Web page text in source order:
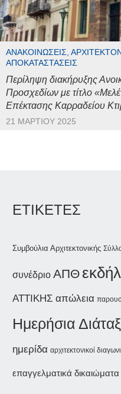
ΑΝΑΚΟΙΝΏΣΕΙΣ,
ΑΠΟΚΑΤΑΣΤΆΣΕΙΣ
Περίληψη διακήρυξης
Προσχεδίων με τίτλο
Επέκτασης Καρραδείου
21 ΜΑΡΤΊΟΥ 2025
ΕΤΙΚΕΤΕΣ
Συμβούλια Αρχιτεκτονικής
συνέδριο ΑΠΘ
ΑΤΤΙΚΗΣ απώλεια
Ημερήσια
ημερίδα αρχιτεκτονικοί
επαγγελματικά δικαιώματα